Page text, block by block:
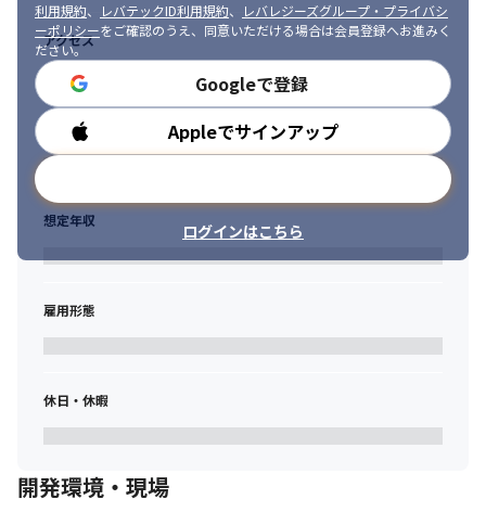
利用規約、 レバテックID利用規約、
レバレジーズグループ・プライバシ
ーポリシーをご確認のうえ、同意いただける場合は会員登録へお進みく
ださい。
Googleで登録
Appleでサインアップ
ログインはこちら
アクセス
勤務時間
想定年収
雇用形態
休日・休暇
開発環境・現場